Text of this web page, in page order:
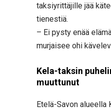
taksiyrittäjille jää
tienestiä.
– Ei pysty enää
murjaisee ohi
Kela-taksin
muuttunut
Etelä-Savon alueella